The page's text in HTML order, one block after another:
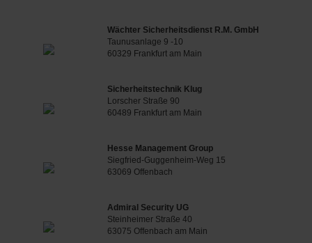
Wächter Sicherheitsdienst R.M. GmbH
Taunusanlage 9 -10
60329 Frankfurt am Main
Sicherheitstechnik Klug
Lorscher Straße 90
60489 Frankfurt am Main
Hesse Management Group
Siegfried-Guggenheim-Weg 15
63069 Offenbach
Admiral Security UG
Steinheimer Straße 40
63075 Offenbach am Main